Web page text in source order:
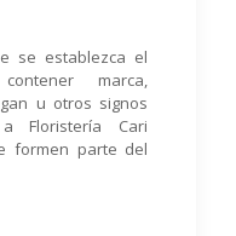
se establezca el
marca,
u otros signos
Floristería Cari
formen parte del